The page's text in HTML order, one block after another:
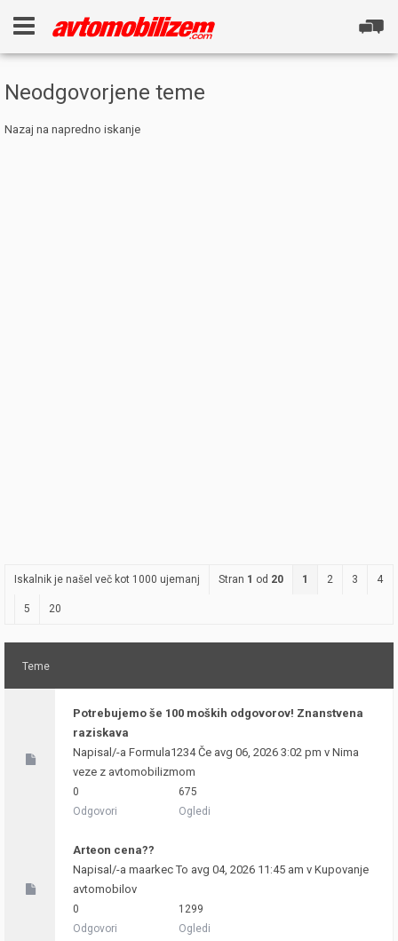
Neodgovorjene teme
Nazaj na napredno iskanje
Iskalnik je našel več kot 1000 ujemanj Stran 1 od 20 1 2 3 4
5 20
Teme
Potrebujemo še 100 moških odgovorov! Znanstvena
raziskava
Napisal/-a Formula1234Če avg 06, 2026 3:02 pm v Nima
veze z avtomobilizmom
0
Odgovori
675
Ogledi
Arteon cena??
Napisal/-a maarkecTo avg 04, 2026 11:45 am v Kupovanje
avtomobilov
0
Odgovori
1299
Ogledi